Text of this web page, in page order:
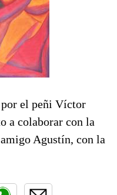
el peñi Víctor
a colaborar con la
Agustín, con la